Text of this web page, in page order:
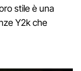
stile è una
Y2k che